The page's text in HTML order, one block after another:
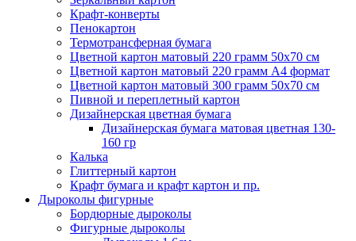
Крафт-конверты
Пенокартон
Термотрансферная бумага
Цветной картон матовый 220 грамм 50х70 см
Цветной картон матовый 220 грамм A4 формат
Цветной картон матовый 300 грамм 50х70 см
Пивной и переплетный картон
Дизайнерская цветная бумага
Дизайнерская бумага матовая цветная 130-
160 гр
Калька
Глиттерный картон
Крафт бумага и крафт картон и пр.
Дыроколы фигурные
Бордюрные дыроколы
Фигурные дыроколы